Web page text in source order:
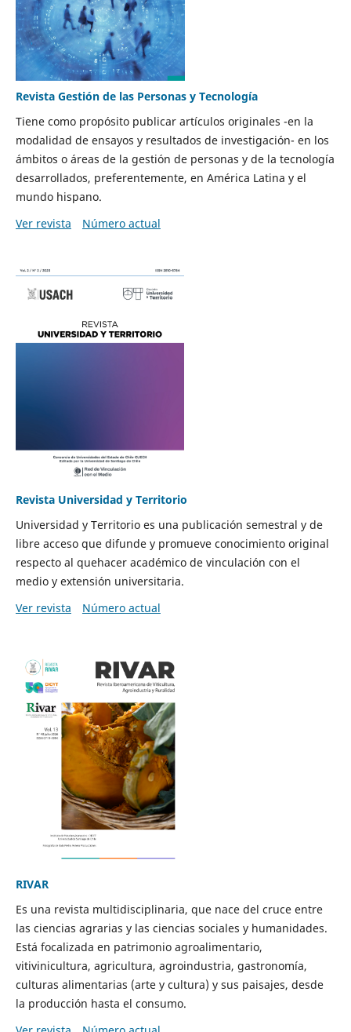
Revista Gestión de las Personas y Tecnología
Tiene como propósito publicar artículos originales -en la
modalidad de ensayos y resultados de investigación- en los
ámbitos o áreas de la gestión de personas y de la tecnología
desarrollados, preferentemente, en América Latina y el
mundo hispano.
Ver revista
Número actual
Revista Universidad y Territorio
Universidad y Territorio es una publicación semestral y de
libre acceso que difunde y promueve conocimiento original
respecto al quehacer académico de vinculación con el
medio y extensión universitaria.
Ver revista
Número actual
RIVAR
Es una revista multidisciplinaria, que nace del cruce entre
las ciencias agrarias y las ciencias sociales y humanidades.
Está focalizada en patrimonio agroalimentario,
vitivinicultura, agricultura, agroindustria, gastronomía,
culturas alimentarias (arte y cultura) y sus paisajes, desde
la producción hasta el consumo.